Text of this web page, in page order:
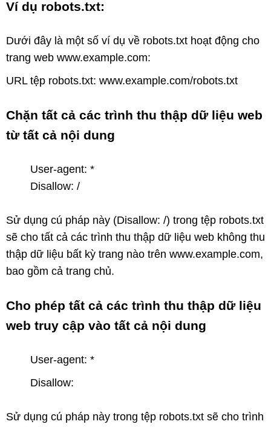
Ví dụ robots.txt:
Dưới đây là một số ví dụ về robots.txt hoạt động cho
trang web www.example.com:
URL tệp robots.txt: www.example.com/robots.txt
Chặn tất cả các trình thu thập dữ liệu web
từ tất cả nội dung
User-agent: *
Disallow: /
Sử dụng cú pháp này (Disallow: /) trong tệp robots.txt
sẽ cho tất cả các trình thu thập dữ liệu web không thu
thập dữ liệu bất kỳ trang nào trên www.example.com,
bao gồm cả trang chủ.
Cho phép tất cả các trình thu thập dữ liệu
web truy cập vào tất cả nội dung
User-agent: *
Disallow:
Sử dụng cú pháp này trong tệp robots.txt sẽ cho trình